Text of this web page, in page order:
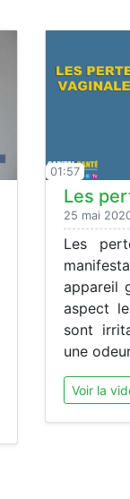
01:57
Les
25 mai
Les
appareil
aspect
sont
une
Voir la